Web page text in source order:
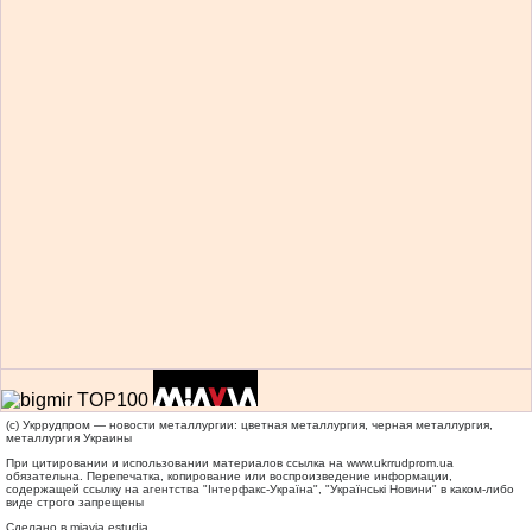
(c) Укррудпром — новости металлургии: цветная металлургия, черная металлургия,
металлургия Украины
При цитировании и использовании материалов ссылка на www.ukrrudprom.ua
обязательна. Перепечатка, копирование или воспроизведение информации,
содержащей ссылку на агентства "Iнтерфакс-Україна", "Українськi Новини" в каком-либо
виде строго запрещены
Сделано в miavia estudia.